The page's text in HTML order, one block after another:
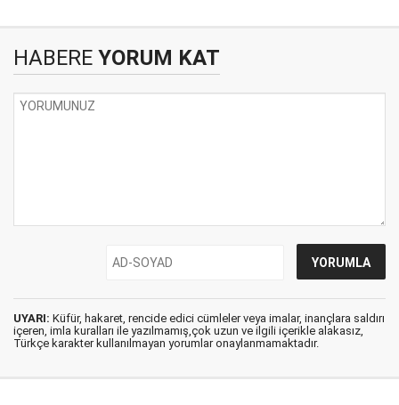
HABERE YORUM KAT
UYARI: Küfür, hakaret, rencide edici cümleler veya imalar, inançlara saldırı
içeren, imla kuralları ile yazılmamış,çok uzun ve ilgili içerikle alakasız,
Türkçe karakter kullanılmayan yorumlar onaylanmamaktadır.